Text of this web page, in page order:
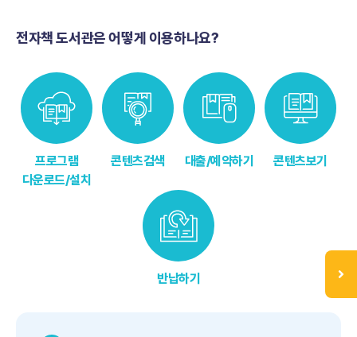
전자책 도서관은 어떻게 이용하나요?
프로그램
다운로드/설치
콘텐츠검색 대출/예약하기 콘텐츠보기
반납하기